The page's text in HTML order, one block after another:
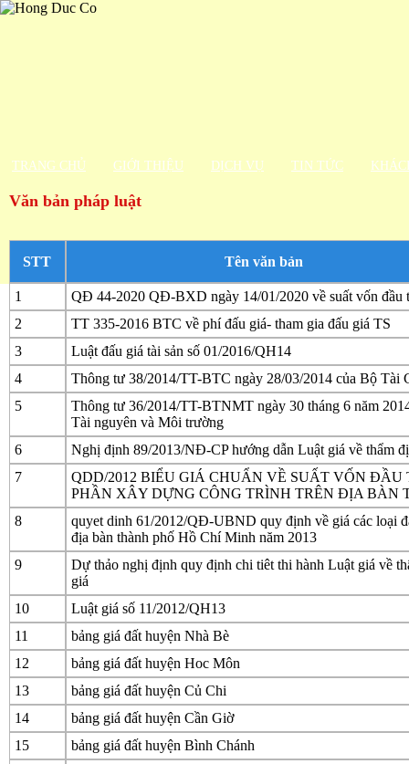
TRANG CHỦ GIỚI THIỆU DỊCH VỤ TIN TỨC
Văn bản pháp luật
STT Tên văn bản
1
QĐ 44-2020 QĐ-BXD ngày 14/01/2020 về suất vốn đầu
2
TT 335-2016 BTC về phí đấu giá- tham gia đấu giá TS
3
Luật đấu giá tài sản số 01/2016/QH14
4
Thông tư 38/2014/TT-BTC ngày 28/03/2014 của Bộ Tài
5
Thông tư 36/2014/TT-BTNMT ngày 30 tháng 6 năm
Tài nguyên và Môi trường
6
Nghị định 89/2013/NĐ-CP hướng dẫn Luật giá về thẩm
7
QDD/2012 BIỂU GIÁ CHUẨN VỀ SUẤT VỐN ĐẦU
PHẦN XÂY DỰNG CÔNG TRÌNH TRÊN ĐỊA BÀN
8
quyet dinh 61/2012/QĐ-UBND quy định về giá các loại
địa bàn thành phố Hồ Chí Minh năm 2013
9
Dự thảo nghị định quy định chi tiêt thi hành Luật giá về
giá
10
Luật giá số 11/2012/QH13
11
bảng giá đất huyện Nhà Bè
12
bảng giá đất huyện Hoc Môn
13
bảng giá đất huyện Củ Chi
14
bảng giá đất huyện Cần Giờ
15
bảng giá đất huyện Bình Chánh